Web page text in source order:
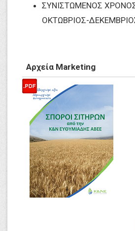
ΣΥΝΙΣΤΩΜΕΝΟΣ
ΟΚΤΩΒΡΙΟΣ-
Αρχεία Marketing